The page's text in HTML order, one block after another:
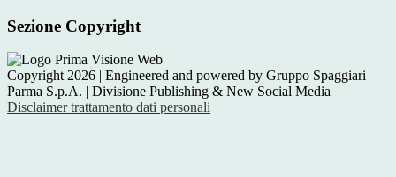
Sezione Copyright
Copyright 2026 | Engineered and powered by Gruppo Spaggiari
Parma S.p.A. | Divisione Publishing & New Social Media
Disclaimer trattamento dati personali